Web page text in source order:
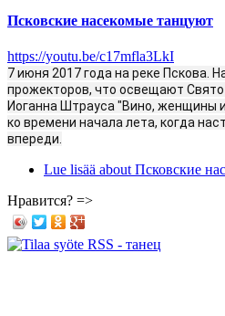
Псковские насекомые танцуют
https://youtu.be/c17mfla3LkI
7 июня 2017 года на реке Пскова.
прожекторов, что освещают
Иоганна Штрауса "Вино, женщины
ко времени начала лета, когда
впереди.
Lue lisää about Псковские
Нравится? =>